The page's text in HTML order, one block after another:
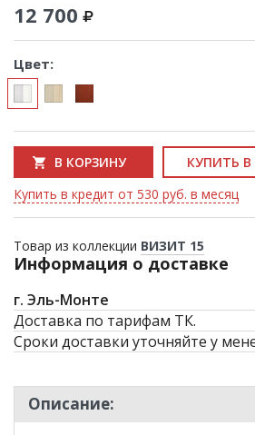
12 700
Цвет:
В КОРЗИНУ
КУПИТЬ
Купить в кредит от 530 руб. в месяц
Товар из коллекции ВИЗИТ 15
Информация о доставке
г. Эль-Монте
Доставка по тарифам ТК.
Сроки доставки уточняйте у
Описание: